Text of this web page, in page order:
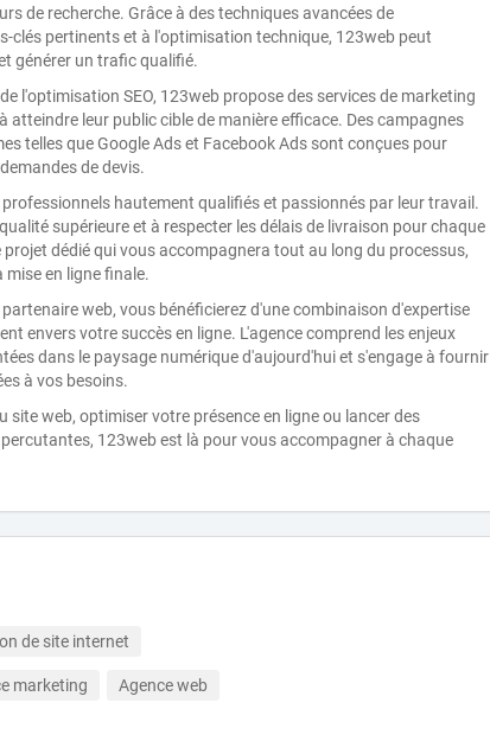
de recherche. Grâce à des techniques avancées de
clés pertinents et à l'optimisation technique, 123web peut
générer un trafic qualifié.
l'optimisation SEO, 123web propose des services de marketing
atteindre leur public cible de manière efficace. Des campagnes
telles que Google Ads et Facebook Ads sont conçues pour
de devis.
hautement qualifiés et passionnés par leur travail.
supérieure et à respecter les délais de livraison pour chaque
dédié qui vous accompagnera tout au long du processus,
en ligne finale.
web, vous bénéficierez d'une combinaison d'expertise
envers votre succès en ligne. L'agence comprend les enjeux
dans le paysage numérique d'aujourd'hui et s'engage à fournir
à vos besoins.
site web, optimiser votre présence en ligne ou lancer des
123web est là pour vous accompagner à chaque
de site internet
marketing Agence web